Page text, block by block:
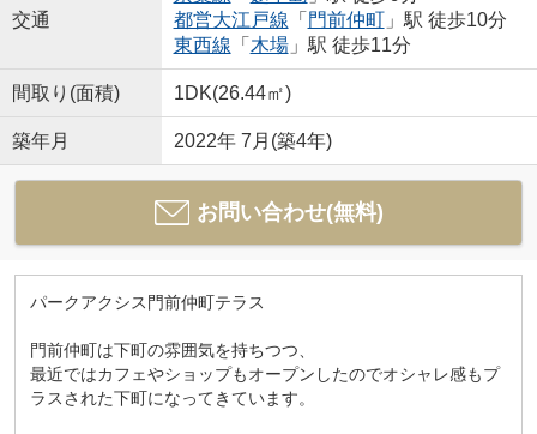
交通
都営大江戸線 「 門前仲町」駅 徒歩10分
東西線 「 木場」駅 徒歩11分
間取り(面積) 1DK(26.44㎡)
築年月 2022年 7月(築4年)
お問い合わせ(無料)
パークアクシス門前仲町テラス
門前仲町は下町の雰囲気を持ちつつ、
最近ではカフェやショップもオープンしたのでオシャレ感もプ
ラスされた下町になってきています。